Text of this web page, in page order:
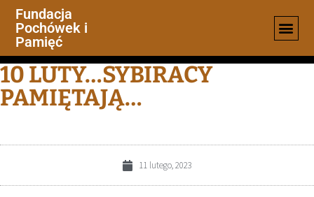
Fundacja
Pochówek i
Pamięć
10 LUTY…SYBIRACY
PAMIĘTAJĄ…
11 lutego, 2023